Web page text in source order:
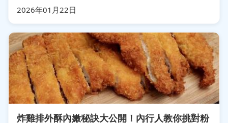
2026年01月22日
炸雞排外酥內嫩秘訣大公開！內行人教你挑對粉